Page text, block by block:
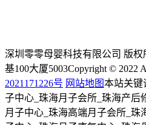
深圳零零母婴科技有限公司 版权
基100大厦5003Copyright © 2022
2021171226号 网站地图本站关键
子中心_珠海月子会所_珠海产后
月子中心_珠海高端月子会所_珠